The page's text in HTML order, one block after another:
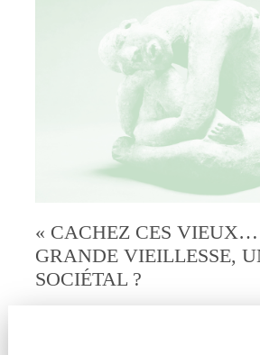
« CACHEZ CES
GRANDE VIEILLESSE,
SOCIÉTAL ?